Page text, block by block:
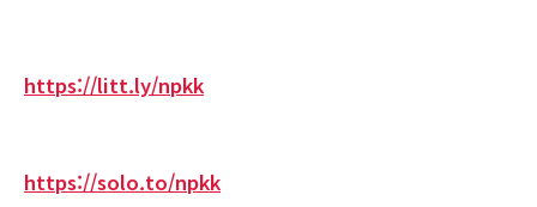
https://litt.ly/npkk
https://solo.to/npkk